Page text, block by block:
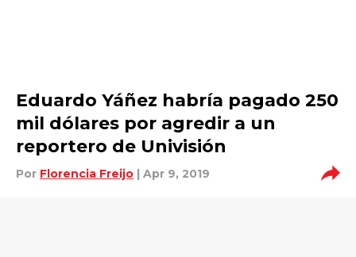
Eduardo Yáñez habría pagado 250
mil dólares por agredir a un
reportero de Univisión
Por Florencia Freijo | Apr 9, 2019